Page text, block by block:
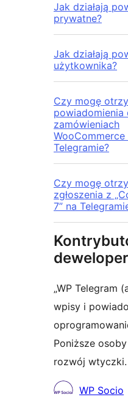
Jak działają
prywatne?
Jak działają
użytkownika?
Czy mogę
powiadomienia
zamówieniach
WooCommerce
Telegramie?
Czy mogę
zgłoszenia z
7” na
„WP Telegram
wpisy i
Poniższe osoby
rozwój wtyczki.
Zaangażowani
WP Socio